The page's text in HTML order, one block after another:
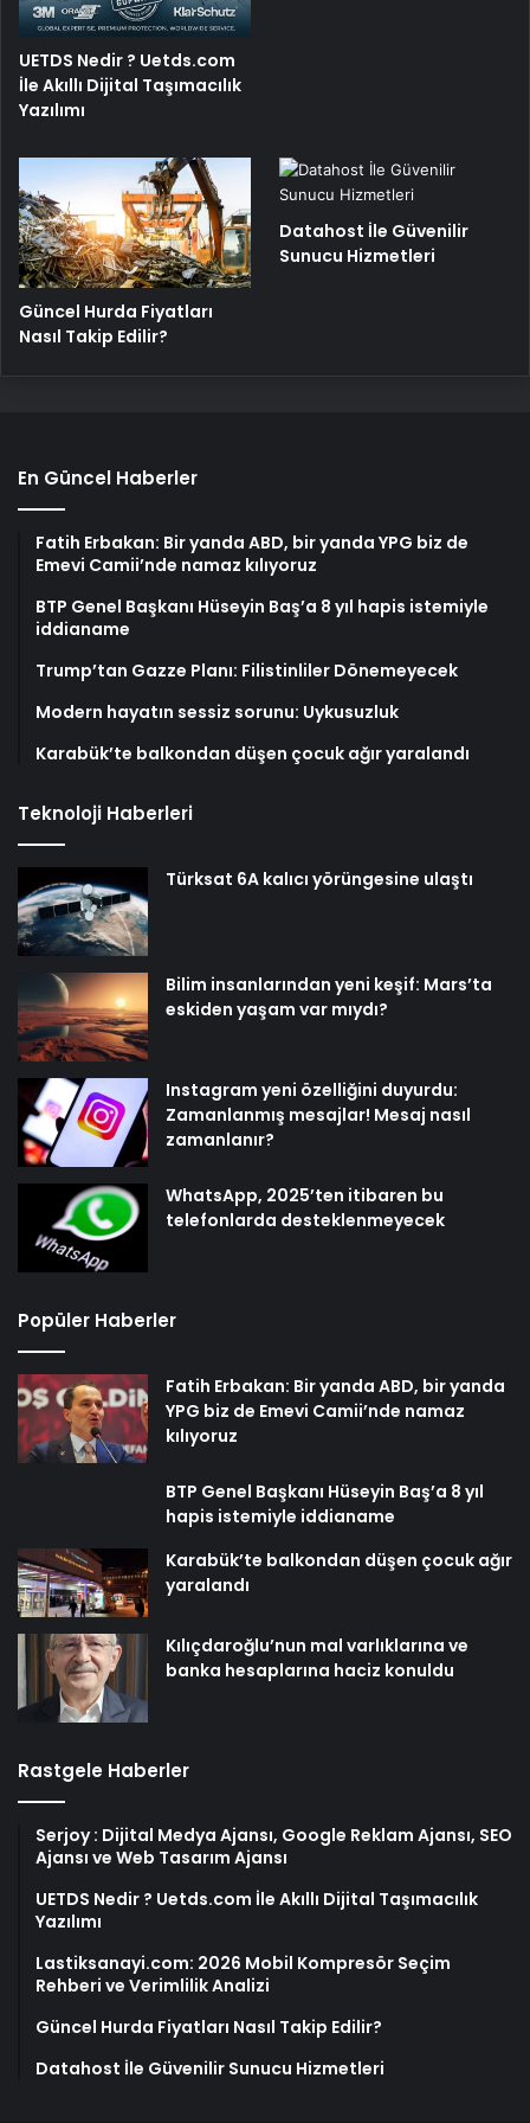
UETDS Nedir ? Uetds.com
İle Akıllı Dijital Taşımacılık
Yazılımı
Güncel Hurda Fiyatları
Nasıl Takip Edilir?
Datahost İle Güvenilir
Sunucu Hizmetleri
En Güncel Haberler
Fatih Erbakan: Bir yanda ABD, bir yanda YPG biz de
Emevi Camii’nde namaz kılıyoruz
BTP Genel Başkanı Hüseyin Baş’a 8 yıl hapis istemiyle
iddianame
Trump’tan Gazze Planı: Filistinliler Dönemeyecek
Modern hayatın sessiz sorunu: Uykusuzluk
Karabük’te balkondan düşen çocuk ağır yaralandı
Teknoloji Haberleri
Türksat 6A kalıcı yörüngesine ulaştı
Bilim insanlarından yeni keşif: Mars’ta
eskiden yaşam var mıydı?
Instagram yeni özelliğini duyurdu:
Zamanlanmış mesajlar! Mesaj nasıl
zamanlanır?
WhatsApp, 2025’ten itibaren bu
telefonlarda desteklenmeyecek
Popüler Haberler
Fatih Erbakan: Bir yanda ABD, bir yanda
YPG biz de Emevi Camii’nde namaz
kılıyoruz
BTP Genel Başkanı Hüseyin Baş’a 8 yıl
hapis istemiyle iddianame
Karabük’te balkondan düşen çocuk ağır
yaralandı
Kılıçdaroğlu’nun mal varlıklarına ve
banka hesaplarına haciz konuldu
Rastgele Haberler
Serjoy : Dijital Medya Ajansı, Google Reklam Ajansı, SEO
Ajansı ve Web Tasarım Ajansı
UETDS Nedir ? Uetds.com İle Akıllı Dijital Taşımacılık
Yazılımı
Lastiksanayi.com: 2026 Mobil Kompresör Seçim
Rehberi ve Verimlilik Analizi
Güncel Hurda Fiyatları Nasıl Takip Edilir?
Datahost İle Güvenilir Sunucu Hizmetleri